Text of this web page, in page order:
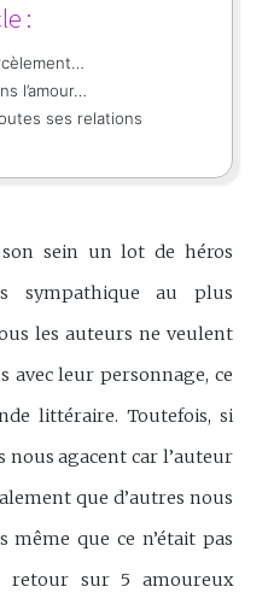
:
l’amour…
ses relations
sein un lot de héros
sympathique au plus
les auteurs ne veulent
avec leur personnage, ce
littéraire. Toutefois, si
nous agacent car l’auteur
que d’autres nous
que ce n’était pas
retour sur 5 amoureux